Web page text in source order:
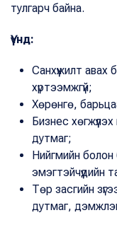
тулгарч байна.
Үүнд:
Санхүүжилт
хүртээмжгүй;
Хөрөнгө,
Бизнес
дутмаг;
Нийгмийн
эмэгтэйчүүдийн
Төр засгийн
дутмаг,